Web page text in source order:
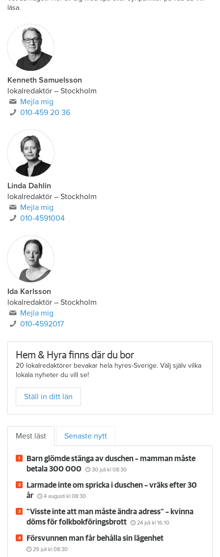
Vet du något? Hör av dig med tips eller synpunkter på vad du vill
Kenneth Samuelsson
lokalredaktör–
Mejla mig
Linda Dahlin
lokalredaktör–
Mejla mig
Ida Karlsson
lokalredaktör – Stockholm
Mejla mig
Hem & Hyra finns där du bor
20 lokalredaktörer bevakar hela hyres-Sverige. Välj själv vilka
lokala nyheter du vill se!
Ställ in ditt län
Senaste nytt
Barn glömde stänga av duschen – mamman måste
betala 300 000
30 juli kl 08:30
Larmade inte om spricka i duschen – vräks efter 30
år
4 augusti kl 08:30
”Visste inte att man måste ändra adress” – kvinna
döms för folkbokföringsbrott
24 juli kl 16:10
Försvunnen man får behålla sin lägenhet